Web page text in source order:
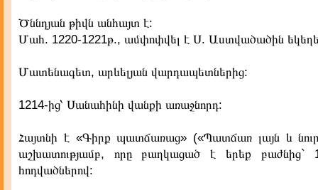
Ծննդյան թիվն անհայտ է:
Մահ. 1220-1221թ., ամփոփվել է Ս. Աստվածածին
Մատենագետ, արևելյան վարդապետներից:
1214-ից՝ Սանահինի վանքի առաջնորդ:
Հայտնի է «Գիրք պատճառաց» («Պատճառ լայն և
աշխատությամբ, որը բաղկացած է երեք բաժնից`
հոդվածներով: